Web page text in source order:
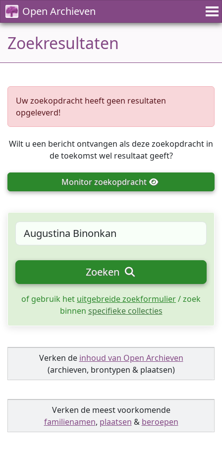
Open Archieven
Zoekresultaten
Uw zoekopdracht heeft geen resultaten
opgeleverd!
Wilt u een bericht ontvangen als deze zoekopdracht in
de toekomst wel resultaat geeft?
Monitorzoekopdracht
Zoeken
of gebruik het uitgebreide zoekformulier/ zoek
binnen specifieke collecties
Verken de inhoud van Open Archieven
(archieven, brontypen & plaatsen)
Verken de meest voorkomende
familienamen, plaatsen & beroepen